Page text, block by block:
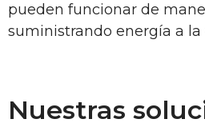
pueden funcionar de
suministrando energía a
Nuestras